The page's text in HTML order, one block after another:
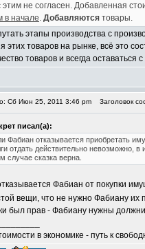
этим не согласен. Добавленная
в начале. Добавляются товары.
этапы производства с
этих товаров на рынке, всё это
товаров и всегда
Сб Июн 25, 2011 3:46 pm Заголовок
писал(а):
Фабиан отказывается приобретать
отдать действительно невозможно,
случае сказка верна.
Фабиан от покупки
вещи, что не нужно Фабиану их
был прав - Фабиану нужны
в экономике - путь к